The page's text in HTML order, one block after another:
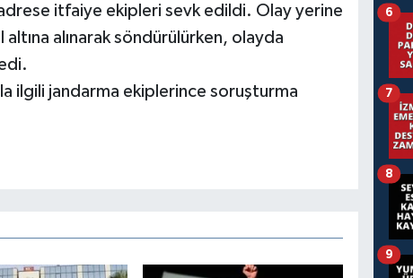
itfaiye ekipleri sevk edildi. Olay yerine
alınarak söndürülürken, olayda
ilgili jandarma ekiplerince soruşturma
6
7
8
9